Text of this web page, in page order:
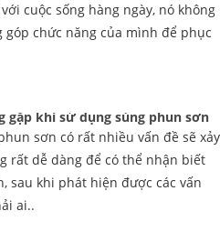
cuộc sống hàng ngày, nó không
góp chức năng của mình để phục
gặp khi sử dụng súng phun sơn
sơn có rất nhiều vấn đề sẽ xảy
rất dễ dàng để có thể nhận biết
sau khi phát hiện được các vấn
ai..